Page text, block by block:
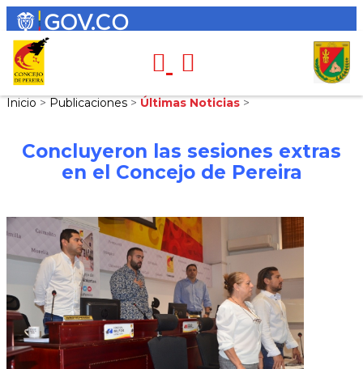
Inicio > Publicaciones > Últimas Noticias >
Concluyeron las sesiones extras
en el Concejo de Pereira